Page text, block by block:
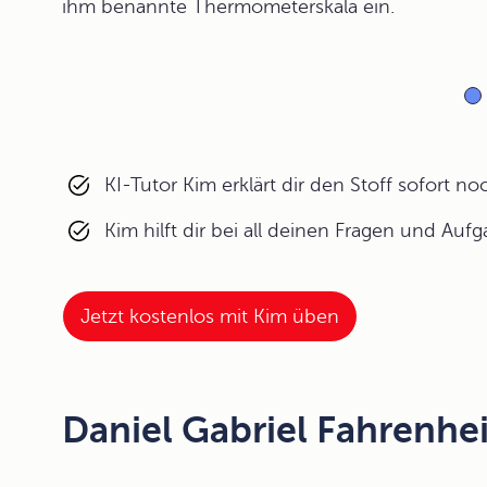
ihm benannte Thermometerskala ein.
KI-Tutor Kim erklärt dir den Stoff sofort
Kim hilft dir bei all deinen Fragen und
Jetzt kostenlos mit Kim üben
Daniel Gabriel